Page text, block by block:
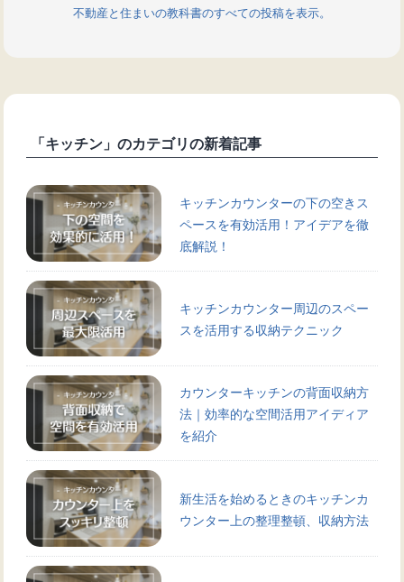
不動産と住まいの教科書のすべての投稿を表示。
「キッチン」のカテゴリの新着記事
キッチンカウンターの下の空きス
ペースを有効活用！アイデアを徹
底解説！
キッチンカウンター周辺のスペー
スを活用する収納テクニック
カウンターキッチンの背面収納方
法｜効率的な空間活用アイディア
を紹介
新生活を始めるときのキッチンカ
ウンター上の整理整頓、収納方法